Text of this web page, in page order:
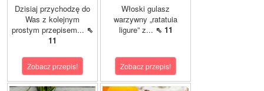
Dzisiaj przychodzę do
Was z kolejnym
prostym przepisem... ⇖
11
Zobacz przepis!
Włoski gulasz
warzywny „ratatuia
ligure” z... ⇖ 11
Zobacz przepis!